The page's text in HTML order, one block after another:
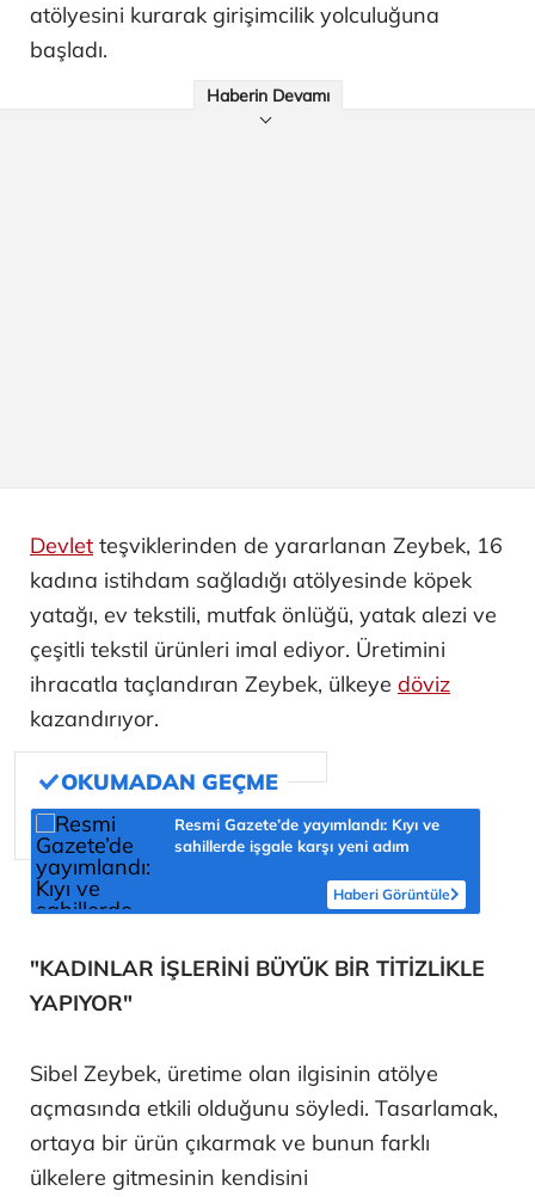
atölyesini kurarak girişimcilik yolculuğuna
başladı.
Haberin Devamı
Devlet teşviklerinden de yararlanan Zeybek, 16
kadına istihdam sağladığı atölyesinde köpek
yatağı, ev tekstili, mutfak önlüğü, yatak alezi ve
çeşitli tekstil ürünleri imal ediyor. Üretimini
ihracatla taçlandıran Zeybek, ülkeye döviz
kazandırıyor.
Resmi Gazete’de yayımlandı: Kıyı ve
sahillerde işgale karşı yeni adım
Haberi Görüntüle
"KADINLAR İŞLERİNİ BÜYÜK BİR TİTİZLİKLE
YAPIYOR"
Sibel Zeybek, üretime olan ilgisinin atölye
açmasında etkili olduğunu söyledi. Tasarlamak,
ortaya bir ürün çıkarmak ve bunun farklı
ülkelere gitmesinin kendisini